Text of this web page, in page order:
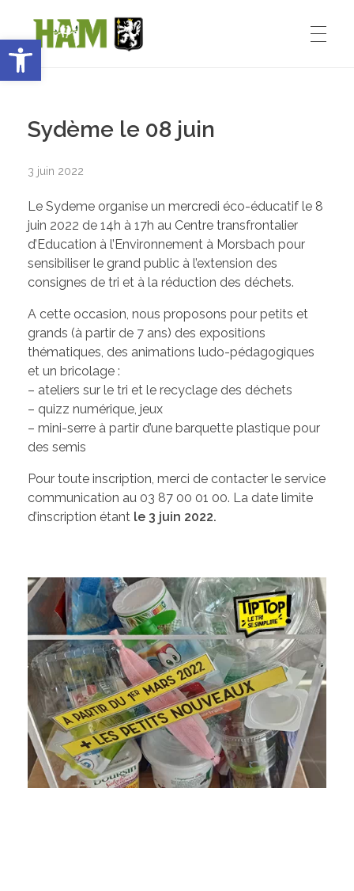
Ouvrir la barre d’outils
Ham-sous-Varsberg
Démarches administratives
VIE INSTITUTIONNELLE
Le Maire : Edmond Bettinger
Le conseil Municipal
Les élus de la CCW
Les délibérations du Conseil Municipal
VIE PRATIQUE
Les Entreprises de Ham
Les Associations de Ham
Permanences
Cartes et Plans
Assainissement
Règlement du Cimetière
DICRIM
SPORT ET ENSEIGNEMENT
Inscriptions scolaires
Assistant(e)s maternel(le)s
ACTUALITÉS
Sydème le 08 juin
3 juin 2022
Le Sydeme organise un mercredi éco-éducatif le 8
juin 2022 de 14h à 17h au Centre transfrontalier
d’Education à l’Environnement à Morsbach pour
sensibiliser le grand public à l’extension des
consignes de tri et à la réduction des déchets.
A cette occasion, nous proposons pour petits et
grands (à partir de 7 ans) des expositions
thématiques, des animations ludo-pédagogiques
et un bricolage :
– ateliers sur le tri et le recyclage des déchets
– quizz numérique, jeux
– mini-serre à partir d’une barquette plastique pour
des semis
Pour toute inscription, merci de contacter le service
communication au 03 87 00 01 00. La date limite
d’inscription étant le 3 juin 2022.